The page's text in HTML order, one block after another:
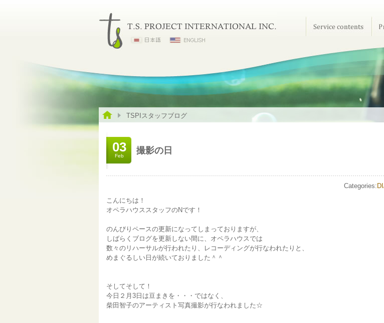
TSPIスタッフブログ
03
Feb
撮影の日
Categories:
こんにちは！
オペラハウススタッフのNです！
のんびりペースの更新になってしまっておりますが、
しばらくブログを更新しない間に、オペラハウスでは
数々のリハーサルが行われたり、レコーディングが行なわれたりと、
めまぐるしい日が続いておりました＾＾
そしてそして！
今日２月3日は豆まきを・・・ではなく、
柴田智子のアーティスト写真撮影が行なわれました☆